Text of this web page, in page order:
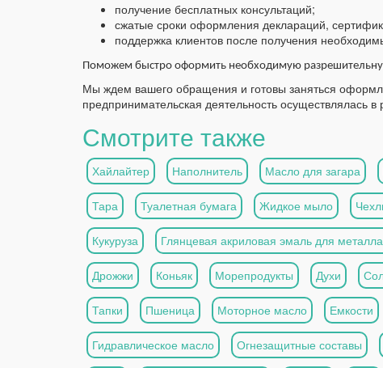
получение бесплатных консультаций;
сжатые сроки оформления деклараций,
поддержка клиентов после получения
Поможем быстро оформить необходимую
Мы ждем вашего обращения и готовы заняться
предпринимательская деятельность осуществлялась в
Смотрите также
Хайлайтер Наполнитель Масло для загара
Тара Туалетная бумага Жидкое мыло
Кукуруза Глянцевая акриловая эмаль для
Дрожжи Коньяк Морепродукты Духи
Тапки Пшеница Моторное масло Емкости
Гидравлическое масло Огнезащитные составы